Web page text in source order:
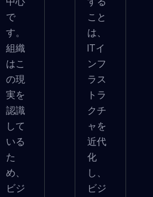
で
す。
組織
はこ
の現
実を
認識
して
いる
た
め、
ビジ
こと
は、
ITイ
ンフ
ラス
トラ
クチ
ャを
近代
化
し、
ビジ